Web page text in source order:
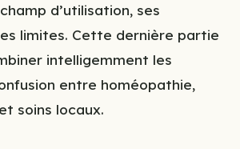
d’utilisation, ses
limites. Cette dernière partie
intelligemment les
entre homéopathie,
soins locaux.